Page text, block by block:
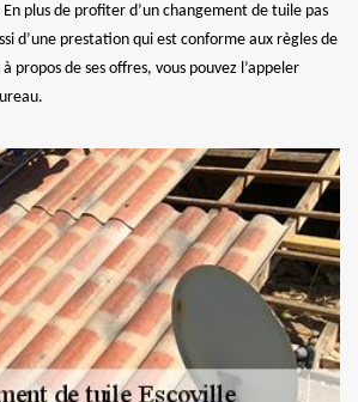
plus de profiter d’un changement de tuile pas
d’une prestation qui est conforme aux règles de
propos de ses offres, vous pouvez l’appeler